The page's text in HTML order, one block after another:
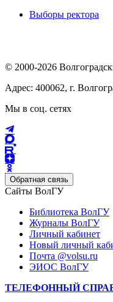
Выборы ректора
© 2000-2026
Адрес: 400062, г.
Мы в соц. сетях
Обратная связь
Сайты ВолГУ
Библиотека ВолГУ
Журналы ВолГУ
Личный кабинет
Новый личный
Почта @volsu.ru
ЭИОС ВолГУ
ТЕЛЕФОННЫЙ